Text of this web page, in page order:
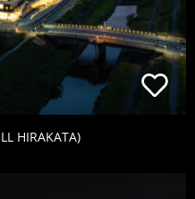
HIRAKATA)